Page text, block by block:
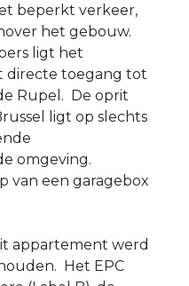
beperkt verkeer,
het gebouw.
ligt het
directe toegang tot
Rupel. De oprit
ligt op slechts
omgeving.
van een garagebox
appartement werd
Het EPC